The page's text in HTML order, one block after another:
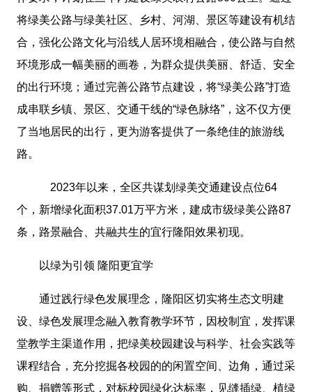
将绿美公路与绿美社区、乡村、河湖、景区等建设有机结
合，强化公路文化与沿线人居环境相融合，使公路与自然
环境形成一幅美丽的画卷，为群众提供美丽、舒适、安全
的出行环境；通过完善公路节点建设，将“绿美公路”打造
成串联乡镇、景区、交通干线的“绿色脉络”，这不仅方便
了当地居民的出行，更为游客提供了一条绝佳的旅游线
路。
2023年以来，全区共谋划绿美交通建设点位64
个，新增绿化面积37.01万平方米，建成市级绿美公路87
条，路景融合、共融共生的宜行隆阳效果初现。
以绿为引领 隆阳更宜学
通过践行绿色发展理念，隆阳区切实将生态文明建
设、绿色发展理念融入教育教学环节，因校制宜，发挥课
堂教学主渠道作用，把绿美校园建设与科学、社会实践等
课程结合，充分挖掘各校园的的闲置空间、边角，通过采
购、捐赠等形式，对标校园绿化达标率，见缝插绿、植绿